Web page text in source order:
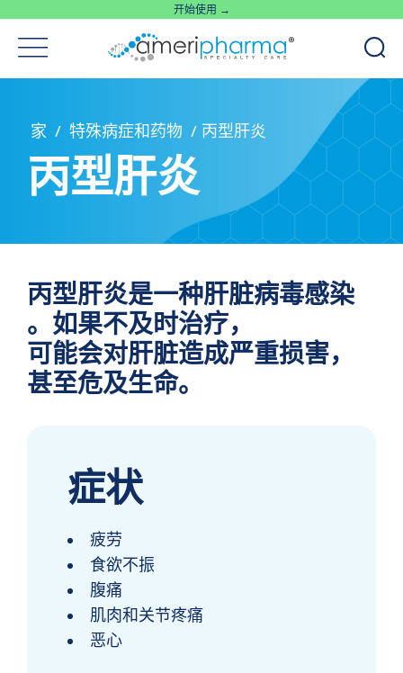
开始使用 →
家 / 特殊病症和药物 / 丙型肝炎
丙型肝炎
丙型肝炎是一种肝脏病毒感染
。如果不及时治疗，
可能会对肝脏造成严重损害，
甚至危及生命。
症状
疲劳
食欲不振
腹痛
肌肉和关节疼痛
恶心